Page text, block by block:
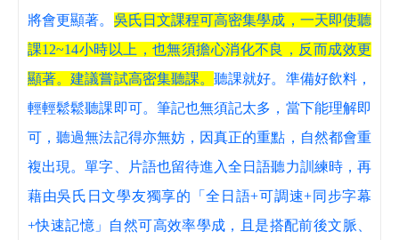
將會更顯著。 吳氏日文課程可高密集學成，一天即使聽
課12~14小時以上，也無須擔心消化不良，反而成效更
顯著。建議嘗試高密集聽課。聽課就好。準備好飲料，
輕輕鬆鬆聽課即可。筆記也無須記太多，當下能理解即
可，聽過無法記得亦無妨，因真正的重點，自然都會重
複出現。單字、片語也留待進入全日語聽力訓練時，再
藉由吳氏日文學友獨享的「全日語+可調速+同步字幕
+快速記憶」自然可高效率學成，且是搭配前後文脈、